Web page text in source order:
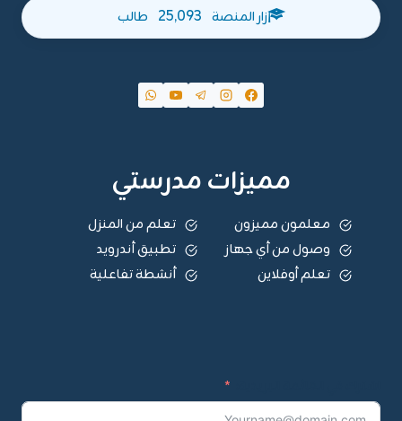
زار المنصة 25,093 طالب
مميزات مدرستي
معلمون مميزون
تعلم من المنزل
وصول من أي جهاز
تطبيق أندرويد
تعلم أوفلاين
أنشطة تفاعلية